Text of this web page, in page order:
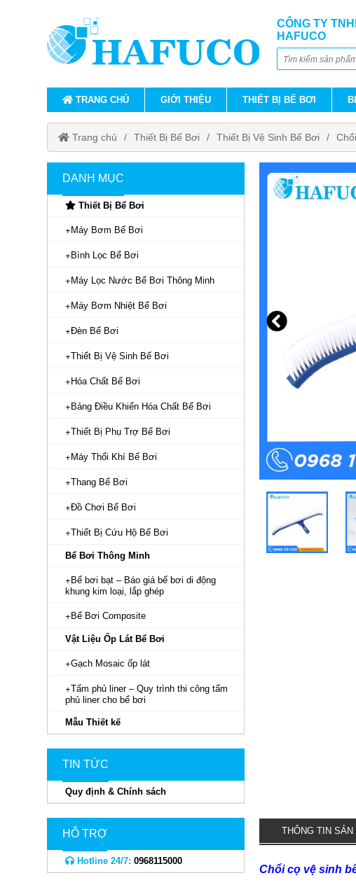
CÔNG TY
HAFUCO
TRANG CHỦ GIỚI THIỆU THIẾT BỊ BỂ BƠI
Trang chủ Thiết Bị Bể Bơi Thiết Bị Vệ Sinh Bể Bơi
THÔNG TIN SẢN
Chổi cọ vệ sinh
DANH MỤC
Thiết Bị Bể Bơi
Máy Bơm Bể Bơi
Bình Lọc Bể Bơi
Máy Lọc Nước Bể Bơi Thông Minh
Máy Bơm Nhiệt Bể Bơi
Đèn Bể Bơi
Thiết Bị Vệ Sinh Bể Bơi
Hóa Chất Bể Bơi
Bảng Điều Khiển Hóa Chất Bể Bơi
Thiết Bị Phụ Trợ Bể Bơi
Máy Thổi Khí Bể Bơi
Thang Bể Bơi
Đồ Chơi Bể Bơi
Thiết Bị Cứu Hộ Bể Bơi
Bể Bơi Thông Minh
Bể bơi bạt – Báo giá bể bơi di động
khung kim loại, lắp ghép
Bể Bơi Composite
Vật Liệu Ốp Lát Bể Bơi
Gạch Mosaic ốp lát
Tấm phủ liner – Quy trình thi công tấm
phủ liner cho bể bơi
Mẫu Thiết kế
TIN TỨC
Quy định & Chính sách
HỖ TRỢ
Hotline 24/7: 0968115000